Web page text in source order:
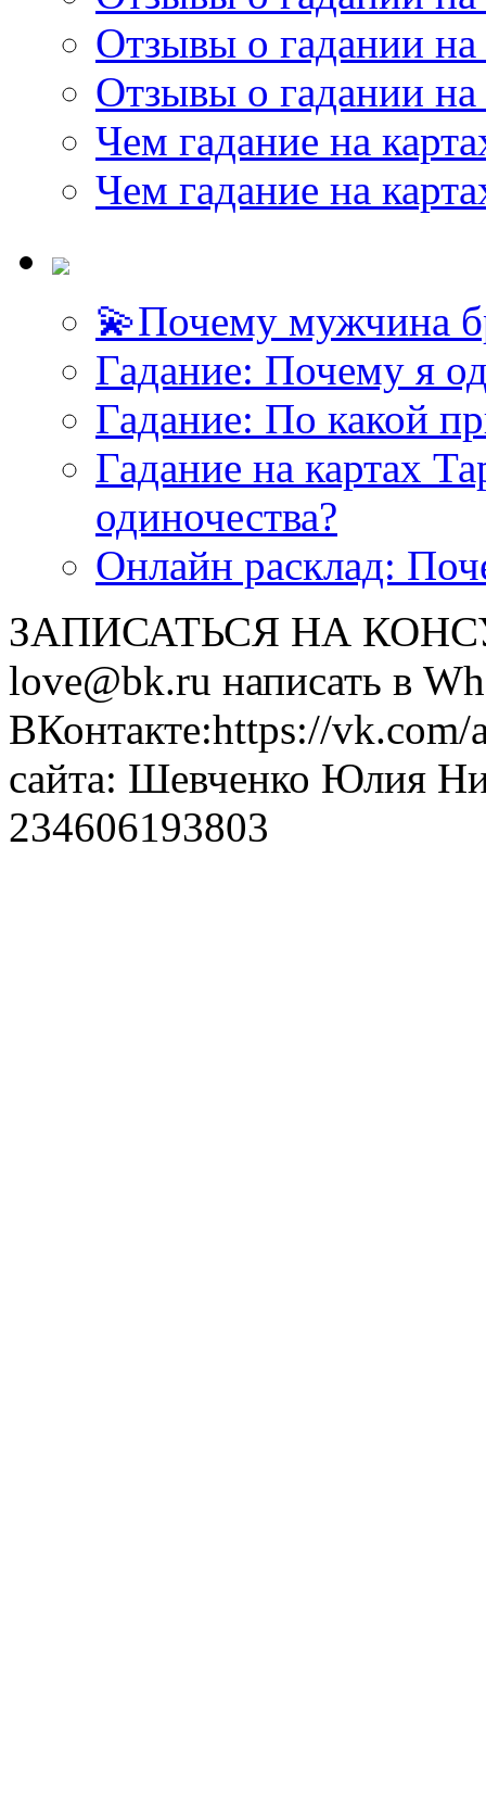
Отзывы о гадании на
Отзывы о гадании на
Чем гадание на
Чем гадание на
💫Почему мужчина
Гадание: Почему я
Гадание: По какой
Гадание на картах
одиночества?
Онлайн расклад:
ЗАПИСАТЬСЯ НА
love@bk.ru написать в
ВКонтакте:https://
сайта: Шевченко Юлия
234606193803